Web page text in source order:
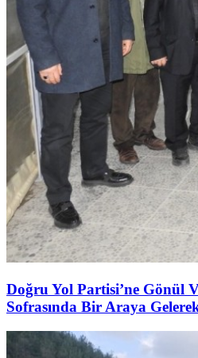
Doğru Yol Partisi’ne Gönül
Sofrasında Bir Araya